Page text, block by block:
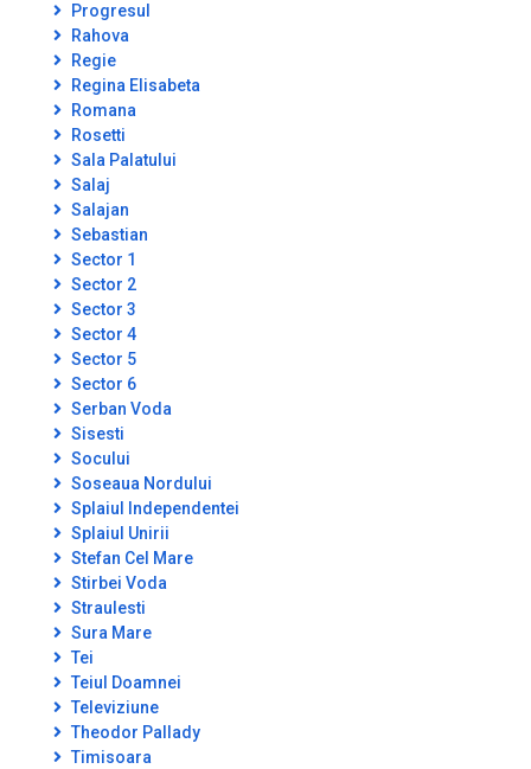
Progresul
Rahova
Regie
Regina Elisabeta
Romana
Rosetti
Sala Palatului
Salaj
Salajan
Sebastian
Sector 1
Sector 2
Sector 3
Sector 4
Sector 5
Sector 6
Serban Voda
Sisesti
Socului
Soseaua Nordului
Splaiul Independentei
Splaiul Unirii
Stefan Cel Mare
Stirbei Voda
Straulesti
Sura Mare
Tei
Teiul Doamnei
Televiziune
Theodor Pallady
Timisoara